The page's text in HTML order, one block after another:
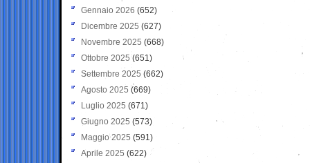
Gennaio 2026 (652)
Dicembre 2025 (627)
Novembre 2025 (668)
Ottobre 2025 (651)
Settembre 2025 (662)
Agosto 2025 (669)
Luglio 2025 (671)
Giugno 2025 (573)
Maggio 2025 (591)
Aprile 2025 (622)